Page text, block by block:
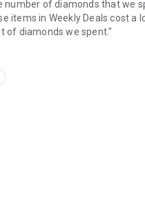
to the game
and play the game
certain app features
of diamonds that we
items in Weekly Deals cost a
of diamonds we spent."